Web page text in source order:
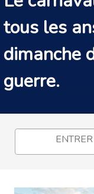
tous les
dimanche
guerre.